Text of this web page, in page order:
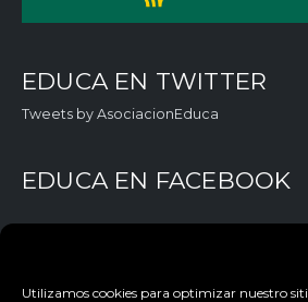
Utilizamos cookies para optimizar nuestro
EDUCA EN TWITTER
Tweets by AsociacionEduca
EDUCA EN FACEBOOK